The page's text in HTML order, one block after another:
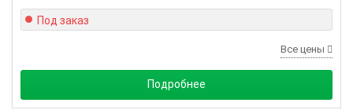
Под заказ
Все цены
Подробнее